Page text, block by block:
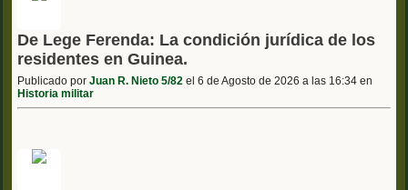
De Lege Ferenda: La condición jurídica de los
residentes en Guinea.
Publicado por Juan R. Nieto 5/82 el 6 de Agosto de 2026 a las 16:34 en
Historia militar